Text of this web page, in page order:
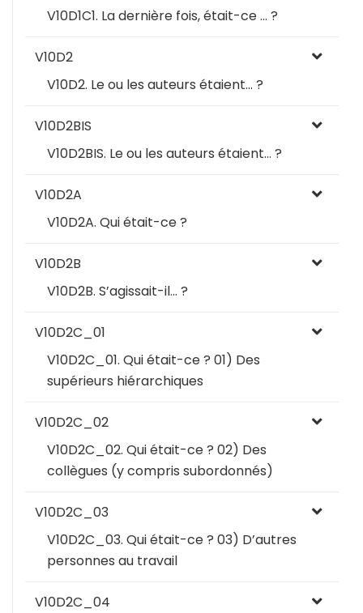
V10D1C1. La dernière fois, était-ce … ?
V10D2
V10D2. Le ou les auteurs étaient… ?
V10D2BIS
V10D2BIS. Le ou les auteurs étaient… ?
V10D2A
V10D2A. Qui était-ce ?
V10D2B
V10D2B. S’agissait-il… ?
V10D2C_01
V10D2C_01. Qui était-ce ? 01) Des
supérieurs hiérarchiques
V10D2C_02
V10D2C_02. Qui était-ce ? 02) Des
collègues (y compris subordonnés)
V10D2C_03
V10D2C_03. Qui était-ce ? 03) D’autres
personnes au travail
V10D2C_04